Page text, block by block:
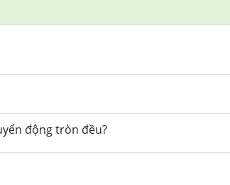
động tròn đều?